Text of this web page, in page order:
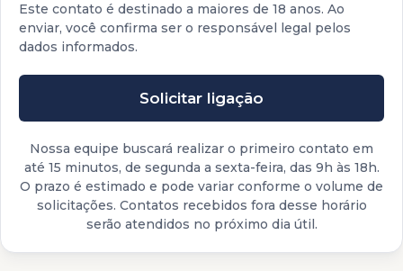
Este contato é destinado a maiores de 18 anos. Ao
enviar, você confirma ser o responsável legal pelos
dados informados.
Solicitar ligação
Nossa equipe buscará realizar o primeiro contato em
até 15 minutos, de segunda a sexta-feira, das 9h às 18h.
O prazo é estimado e pode variar conforme o volume de
solicitações. Contatos recebidos fora desse horário
serão atendidos no próximo dia útil.